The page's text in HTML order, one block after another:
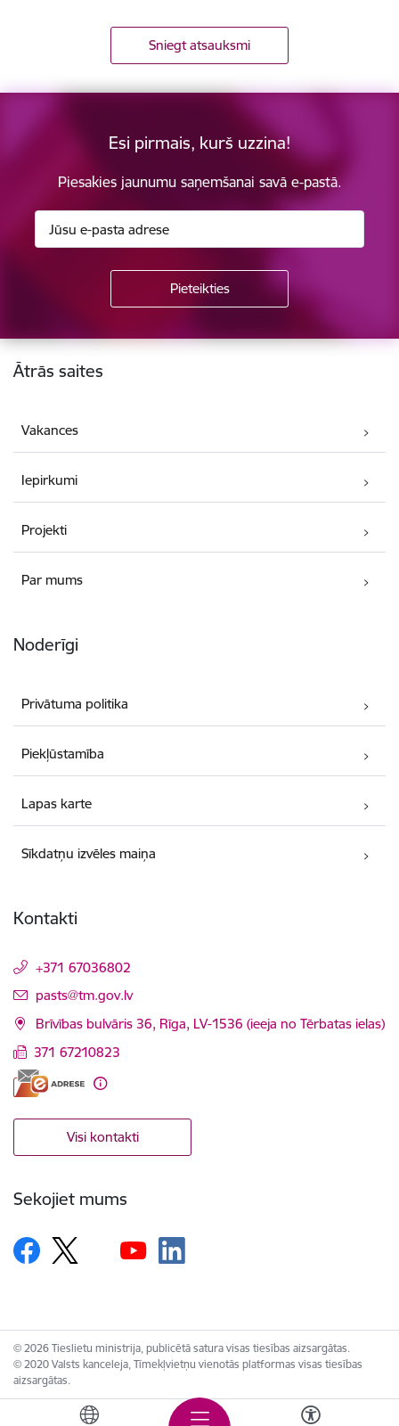
Sniegt atsauksmi
Esi pirmais, kurš uzzina!
Piesakies jaunumu saņemšanai savā e-pastā.
Kājene
Ātrās saites
Vakances
Iepirkumi
Projekti
Par mums
Noderīgi
Privātuma politika
Piekļūstamība
Lapas karte
Sīkdatņu izvēles maiņa
Kontakti
+371 67036802
E-pasts:
pasts@tm.gov.lv
Brīvības bulvāris 36, Rīga, LV-1536 (ieeja no Tērbatas ielas)
371 67210823
Visi kontakti
Sekojiet mums
© 2026 Tieslietu ministrija, publicētā satura visas tiesības aizsargātas.
© 2020 Valsts kanceleja, Tīmekļvietņu vienotās platformas visas tiesības
aizsargātas.